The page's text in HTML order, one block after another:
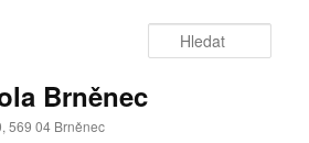
Brněnec
569 04 Brněnec